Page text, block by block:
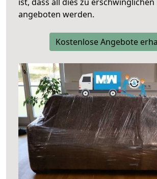
angeboten werden.
Kostenlose Angebote